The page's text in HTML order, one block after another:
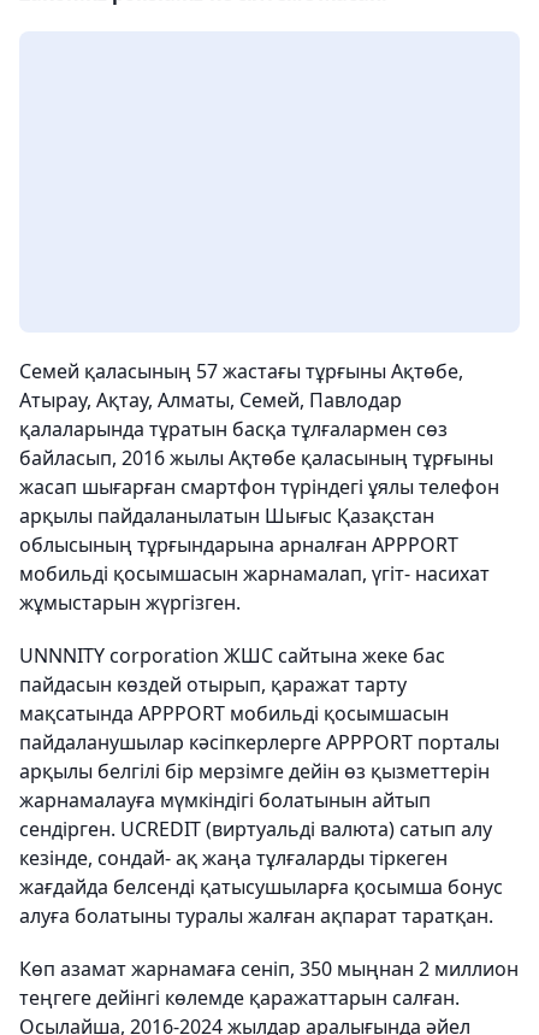
Семей қаласының 57 жастағы тұрғыны Ақтөбе,
Атырау, Ақтау, Алматы, Семей, Павлодар
қалаларында тұратын басқа тұлғалармен сөз
байласып, 2016 жылы Ақтөбе қаласының тұрғыны
жасап шығарған смартфон түріндегі ұялы телефон
арқылы пайдаланылатын Шығыс Қазақстан
облысының тұрғындарына арналған APPPORT
мобильді қосымшасын жарнамалап, үгіт- насихат
жұмыстарын жүргізген.
UNNNITY corporation ЖШС сайтына жеке бас
пайдасын көздей отырып, қаражат тарту
мақсатында APPPORT мобильді қосымшасын
пайдаланушылар кәсіпкерлерге APPPORT порталы
арқылы белгілі бір мерзімге дейін өз қызметтерін
жарнамалауға мүмкіндігі болатынын айтып
сендірген. UCREDIT (виртуальді валюта) сатып алу
кезінде, сондай- ақ жаңа тұлғаларды тіркеген
жағдайда белсенді қатысушыларға қосымша бонус
алуға болатыны туралы жалған ақпарат таратқан.
Көп азамат жарнамаға сеніп, 350 мыңнан 2 миллион
теңгеге дейінгі көлемде қаражаттарын салған.
Осылайша, 2016-2024 жылдар аралығында әйел